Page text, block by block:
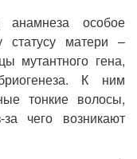
анамнеза особое
статусу матери –
мутантного гена,
К ним
тонкие волосы,
чего возникают